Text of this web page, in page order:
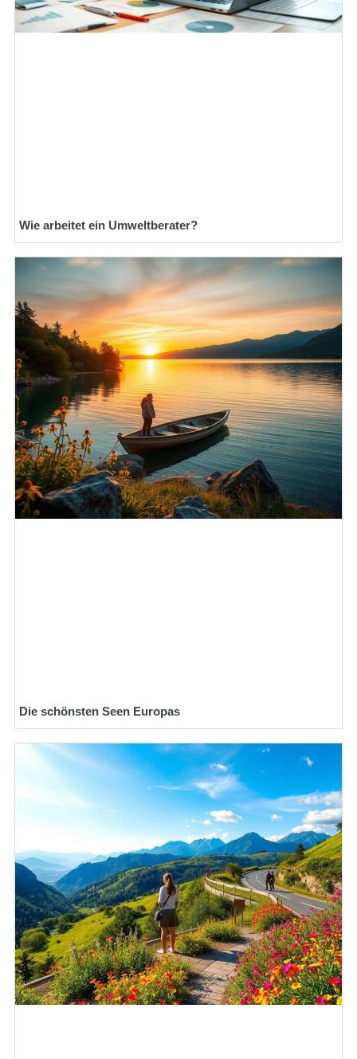
Wie arbeitet ein Umweltberater?
Die schönsten Seen Europas